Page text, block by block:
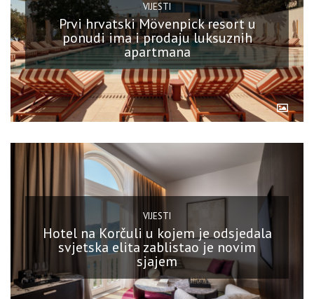
VIJESTI
Prvi hrvatski Mövenpick resort u
ponudi ima i prodaju luksuznih
apartmana
VIJESTI
Hotel na Korčuli u kojem je odsjedala
svjetska elita zablistao je novim
sjajem